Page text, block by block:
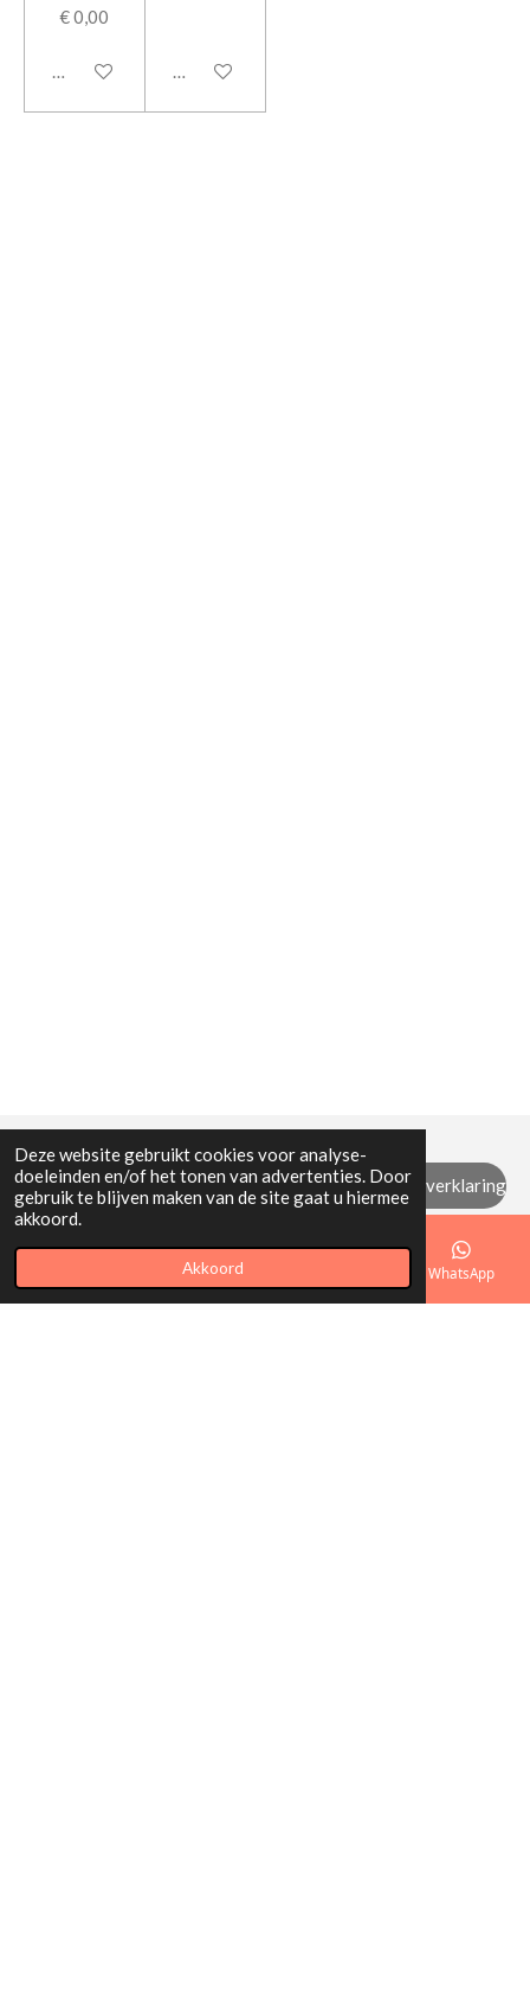
Deze website gebruikt cookies voor analyse-
doeleinden en/of het tonen van advertenties. Door
gebruik te blijven maken van de site gaat u hiermee
akkoord.
Akkoord
€ 0,00
In winkelwagen In winkelwagen
Algemene (retour) voorwaarden / privacyverklaring
© 2021 - 2026 Mi Mamita
Telefoonnummer WhatsApp